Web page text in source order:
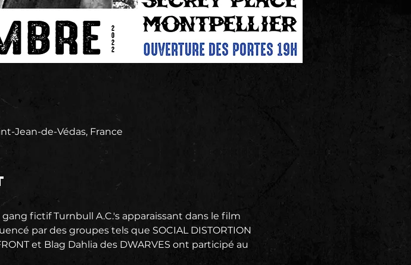
Jean-de-Védas, France
fictif Turnbull A.C.'s apparaissant dans le film
par des groupes tels que SOCIAL DISTORTION
et Blag Dahlia des DWARVES ont participé au